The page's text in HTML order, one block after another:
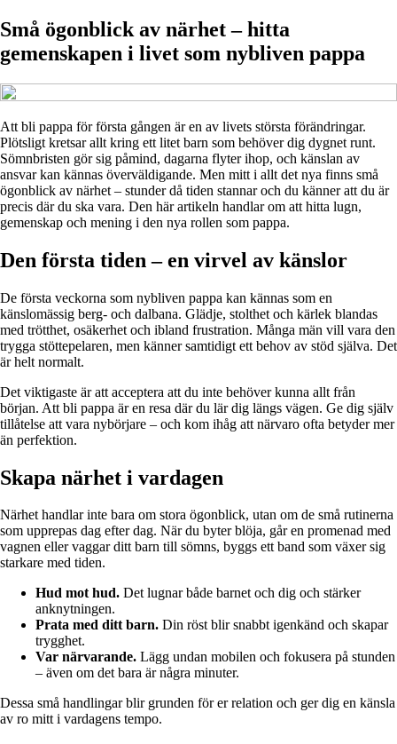
Små ögonblick av närhet – hitta
gemenskapen i livet som nybliven pappa
Att bli pappa för första gången är en av livets största förändringar.
Plötsligt kretsar allt kring ett litet barn som behöver dig dygnet runt.
Sömnbristen gör sig påmind, dagarna flyter ihop, och känslan av
ansvar kan kännas överväldigande. Men mitt i allt det nya finns små
ögonblick av närhet – stunder då tiden stannar och du känner att du är
precis där du ska vara. Den här artikeln handlar om att hitta lugn,
gemenskap och mening i den nya rollen som pappa.
Den första tiden – en virvel av känslor
De första veckorna som nybliven pappa kan kännas som en
känslomässig berg- och dalbana. Glädje, stolthet och kärlek blandas
med trötthet, osäkerhet och ibland frustration. Många män vill vara den
trygga stöttepelaren, men känner samtidigt ett behov av stöd själva. Det
är helt normalt.
Det viktigaste är att acceptera att du inte behöver kunna allt från
början. Att bli pappa är en resa där du lär dig längs vägen. Ge dig själv
tillåtelse att vara nybörjare – och kom ihåg att närvaro ofta betyder mer
än perfektion.
Skapa närhet i vardagen
Närhet handlar inte bara om stora ögonblick, utan om de små rutinerna
som upprepas dag efter dag. När du byter blöja, går en promenad med
vagnen eller vaggar ditt barn till sömns, byggs ett band som växer sig
starkare med tiden.
Hud mot hud. Det lugnar både barnet och dig och stärker
anknytningen.
Prata med ditt barn. Din röst blir snabbt igenkänd och skapar
trygghet.
Var närvarande. Lägg undan mobilen och fokusera på stunden
– även om det bara är några minuter.
Dessa små handlingar blir grunden för er relation och ger dig en känsla
av ro mitt i vardagens tempo.